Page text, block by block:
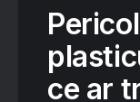
ce ar